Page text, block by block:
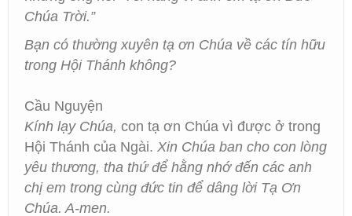
Chúa Trời.”
Bạn có thường xuyên tạ ơn Chúa về các tín hữu
trong Hội Thánh không?
Cầu Nguyện
Kính lạy Chúa, con tạ ơn Chúa vì được ở trong
Hội Thánh của Ngài. Xin Chúa ban cho con lòng
yêu thương, tha thứ để hằng nhớ đến các anh
chị em trong cùng đức tin để dâng lời Tạ Ơn
Chúa. A-men.